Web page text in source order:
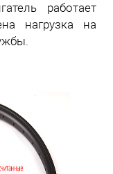
работает
нагрузка на